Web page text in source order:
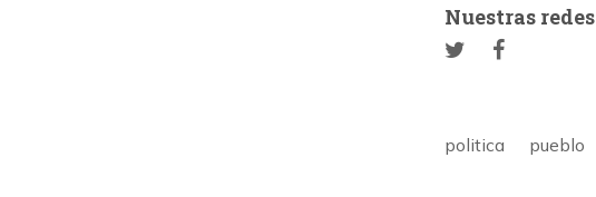
Nuestras
politica pueblo